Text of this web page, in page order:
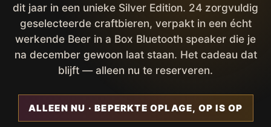
dit jaar in een unieke Silver Edition. 24 zorgvuldig
geselecteerde craftbieren, verpakt in een écht
werkende Beer in a Box Bluetooth speaker die je
na december gewoon laat staan. Het cadeau dat
blijft — alleen nu te reserveren.
ALLEEN NU · BEPERKTE OPLAGE, OP IS OP